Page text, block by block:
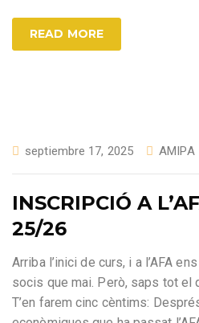
READ MORE
septiembre 17, 2025 AMIPA
INSCRIPCIÓ A
25/26
Arriba l’inici de curs, i a l’AFA
socis que mai. Però, saps tot el
T’en farem cinc cèntims: